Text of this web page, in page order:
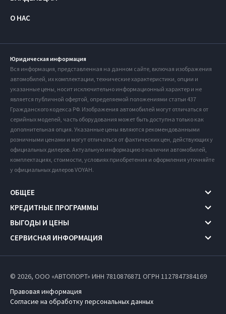
О НАС
Юридическая информация
Вся информация, представленная на данном сайте, включая изображения
автомобилей, их комплектации, технические характеристики, опции и
указанные цены, носит исключительно информационный характер и не
является публичной офертой, определяемой положениями статьи 437
Гражданского кодекса РФ. Изображения автомобилей могут отличаться от
серийных моделей, часть оборудования может быть доступна только как
дополнительная опция. Указанные цены являются рекомендованными
розничными ценами и могут отличаться от фактических цен, действующих у
официальных дилеров. Актуальную информацию о наличии автомобилей,
комплектациях, стоимости, условиях приобретения и оформления уточняйте
у официальных дилеров VOYAH.
ОБЩЕЕ
КРЕДИТНЫЕ ПРОГРАММЫ
ВЫГОДЫ И ЦЕНЫ
СЕРВИСНАЯ ИНФОРМАЦИЯ
© 2026, ООО «АВТОПОРТ» ИНН 7810876871 ОГРН 1127847384169
Правовая информация
Согласие на обработку персональных данных